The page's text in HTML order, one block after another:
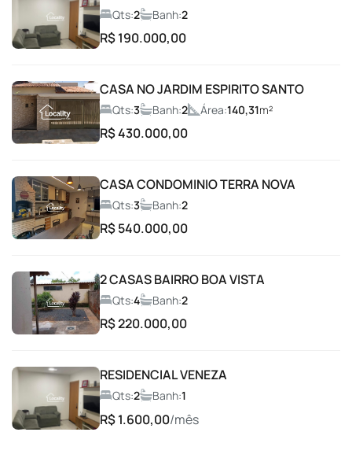
Campo de Futebol
Churrasqueira
Coworking
Espaço Fitness
Espaço gourmet
Espaço Gourmet com Churrasqueira
Espaço Lava e Seca
Qts:2 Banh:2
R$ 190.000,00
CASA NO JARDIM ESPIRITO SANTO
Qts:3 Banh:2 Área:140,31m²
R$ 430.000,00
CASA CONDOMINIO TERRA NOVA
Qts:3 Banh:2
R$ 540.000,00
2 CASAS BAIRRO BOA VISTA
Qts:4 Banh:2
R$ 220.000,00
RESIDENCIAL VENEZA
Qts:2 Banh:1
R$ 1.600,00/mês